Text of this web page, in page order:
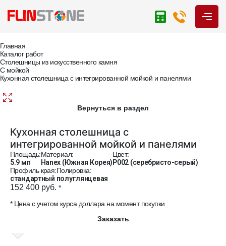
Главная
Каталог работ
Столешницы из искусственного камня
С мойкой
Кухонная столешница с интегрированной мойкой и панелями
Вернуться в раздел
Кухонная столешница с
интегрированной мойкой и панелями
Площадь:
5.9 мп
Материал:
Hanex (Южная Корея)
Цвет:
P002 (серебристо-серый)
Профиль края:
стандартный
Полировка:
полуглянцевая
152 400 руб. *
* Цена с учетом курса доллара на момент покупки
Заказать